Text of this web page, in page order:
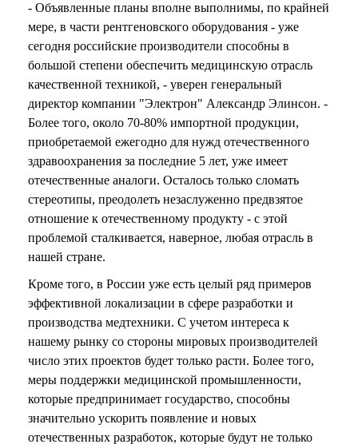
- Объявленные планы вполне выполнимы, по крайней
мере, в части рентгеновского оборудования - уже
сегодня российские производители способны в
большой степени обеспечить медицинскую отрасль
качественной техникой, - уверен генеральный
директор компании "Электрон" Александр Элинсон. -
Более того, около 70-80% импортной продукции,
приобретаемой ежегодно для нужд отечественного
здравоохранения за последние 5 лет, уже имеет
отечественные аналоги. Осталось только сломать
стереотипы, преодолеть незаслуженно предвзятое
отношение к отечественному продукту - с этой
проблемой сталкивается, наверное, любая отрасль в
нашей стране.
Кроме того, в России уже есть целый ряд примеров
эффективной локализации в сфере разработки и
производства медтехники. С учетом интереса к
нашему рынку со стороны мировых производителей
число этих проектов будет только расти. Более того,
меры поддержки медицинской промышленности,
которые предпринимает государство, способны
значительно ускорить появление и новых
отечественных разработок, которые будут не только